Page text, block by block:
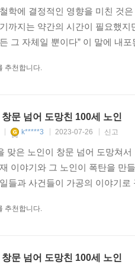
는데, 이는 김정일이 후에 어
달라졌을지 모르는 일이다.
학에 결정적인 영향을 미친 것
까지는 약간의 시간이 필요했
그 자체일 뿐이다” 이 말에 내
추천합니다.
창문 넘어 도망친 100세 노인
k*****3 2023-07-26 신고
맞은 노인이 창문 넘어 도망쳐
이야기와 그 노인이 폭탄을 만
들과 사건들이 가공의 이야기
추천합니다.
창문 넘어 도망친 100세 노인